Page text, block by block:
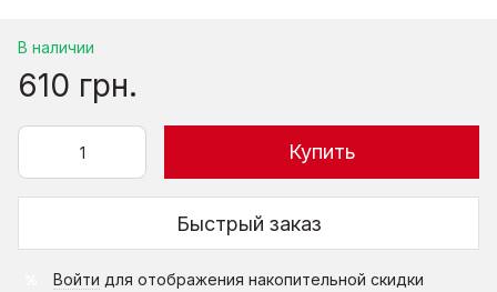
В наличии
610 грн.
Купить
Быстрый заказ
Войти для отображения накопительной скидки